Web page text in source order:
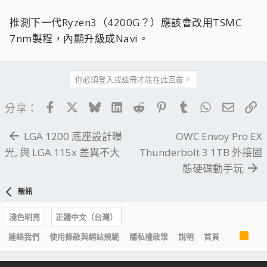
推測下一代Ryzen3（4200G？）應該會改用TSMC
7nm製程，內顯升級成Navi。
你必須登入或註冊才能在此回覆。
分享： FacebookBlueskyLinkedIn
Reddit PinterestTumblrWhatsApp
電子
LGA 1200 底座設計曝
光, 與 LGA 115x 差異不大
OWC Envoy Pro EX
Thunderbolt 3 1TB 外接固
態硬碟動手玩
新訊
淺色明亮
正體中文（台灣）
連絡我們
使用條款與網站規範 隱私權政策 說明 首頁
S